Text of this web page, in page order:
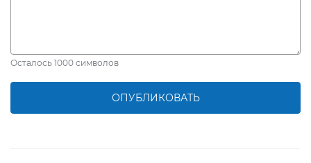
Осталось 1000 символов
ОПУБЛИКОВАТЬ